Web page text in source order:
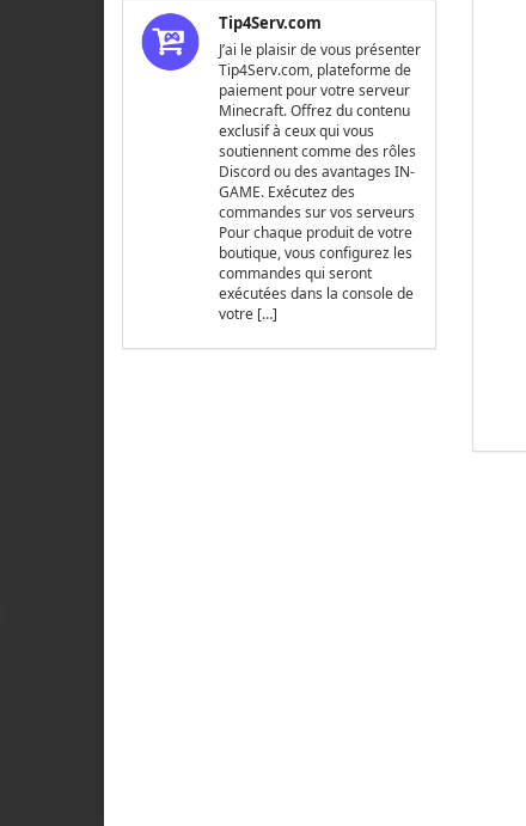
Tip4Serv.com
J’ai le plaisir de vous présenter
Tip4Serv.com, plateforme de
paiement pour votre serveur
Minecraft. Offrez du contenu
exclusif à ceux qui vous
soutiennent comme des rôles
Discord ou des avantages IN-
GAME. Exécutez des
commandes sur vos serveurs
Pour chaque produit de votre
boutique, vous configurez les
commandes qui seront
exécutées dans la console de
votre […]